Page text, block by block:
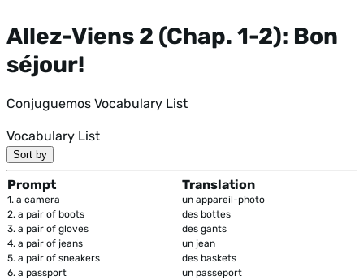
Allez-Viens 2 (Chap. 1-2): Bon
séjour!
Conjuguemos Vocabulary List
Vocabulary List
Sort by
Prompt Translation
1. a camera
un appareil-photo
2. a pair of boots
des bottes
3. a pair of gloves
des gants
4. a pair of jeans
un jean
5. a pair of sneakers
des baskets
6. a passport
un passeport